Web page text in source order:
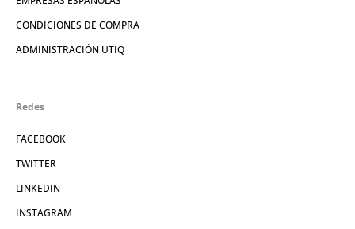
CONDICIONES DE COMPRA
ADMINISTRACIÓN UTIQ
Redes
FACEBOOK
TWITTER
LINKEDIN
INSTAGRAM